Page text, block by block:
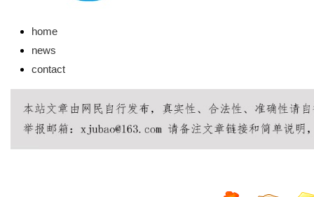
home
news
contact